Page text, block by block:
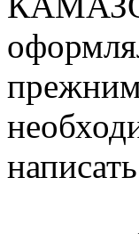
прежним
В